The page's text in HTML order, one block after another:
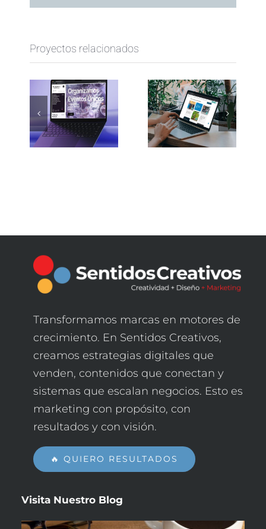
Proyectos relacionados
Transformamos marcas en motores de
crecimiento. En Sentidos Creativos,
creamos estrategias digitales que
venden, contenidos que conectan y
sistemas que escalan negocios. Esto es
marketing con propósito, con
resultados y con visión.
🔥 QUIERO RESULTADOS
Visita Nuestro Blog